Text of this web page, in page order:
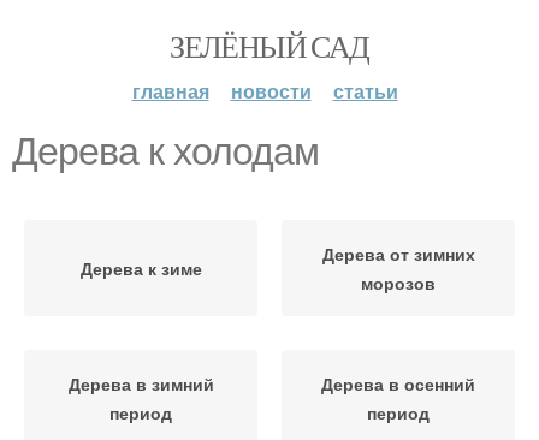
ЗЕЛЁНЫЙ САД
главная новости статьи
Дерева к холодам
Дерева к зиме
Дерева от зимних
морозов
Дерева в зимний
период
Дерева в осенний
период